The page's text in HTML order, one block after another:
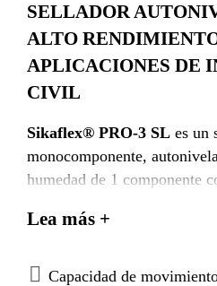
SELLADOR
ALTO
APLICACIONES DE
CIVIL
Sikaflex® PRO-3 SL es un
monocomponente,
humedad de 1 componente
Lea más +
Capacidad de